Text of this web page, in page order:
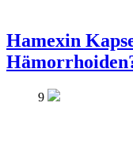
Hamexin
9